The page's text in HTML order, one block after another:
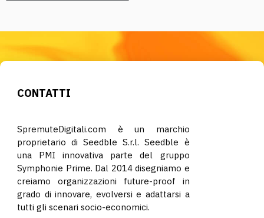
CONTATTI
SpremuteDigitali.com è un marchio
proprietario di Seedble S.r.l. Seedble è
una PMI innovativa parte del gruppo
Symphonie Prime. Dal 2014 disegniamo e
creiamo organizzazioni future-proof in
grado di innovare, evolversi e adattarsi a
tutti gli scenari socio-economici.